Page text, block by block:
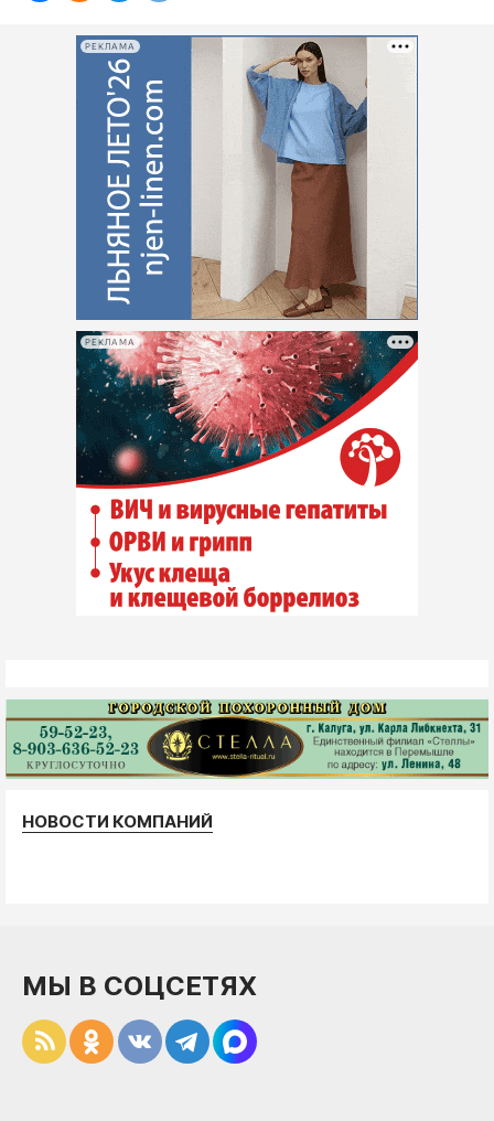
РЕКЛАМА
РЕКЛАМА
НОВОСТИ КОМПАНИЙ
МЫ В СОЦСЕТЯХ